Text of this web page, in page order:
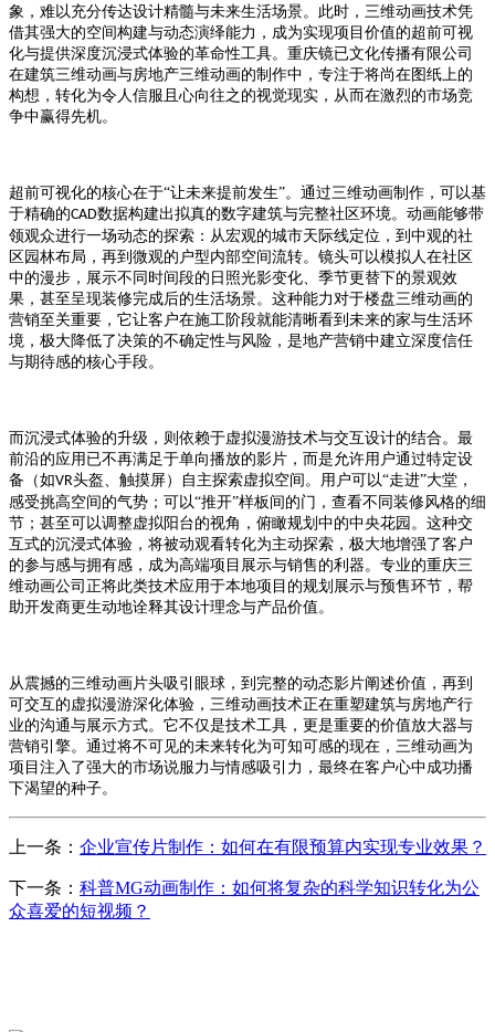
象，难以充分传达设计精髓与未来生活场景。此时，三维动画技术凭
借其强大的空间构建与动态演绎能力，成为实现项目价值的超前可视
化与提供深度沉浸式体验的革命性工具。重庆镜已文化传播有限公司
在建筑三维动画与房地产三维动画的制作中，专注于将尚在图纸上的
构想，转化为令人信服且心向往之的视觉现实，从而在激烈的市场竞
争中赢得先机。
超前可视化的核心在于“让未来提前发生”。通过三维动画制作，可以基
于精确的CAD数据构建出拟真的数字建筑与完整社区环境。动画能够带
领观众进行一场动态的探索：从宏观的城市天际线定位，到中观的社
区园林布局，再到微观的户型内部空间流转。镜头可以模拟人在社区
中的漫步，展示不同时间段的日照光影变化、季节更替下的景观效
果，甚至呈现装修完成后的生活场景。这种能力对于楼盘三维动画的
营销至关重要，它让客户在施工阶段就能清晰看到未来的家与生活环
境，极大降低了决策的不确定性与风险，是地产营销中建立深度信任
与期待感的核心手段。
而沉浸式体验的升级，则依赖于虚拟漫游技术与交互设计的结合。最
前沿的应用已不再满足于单向播放的影片，而是允许用户通过特定设
备（如VR头盔、触摸屏）自主探索虚拟空间。用户可以“走进”大堂，
感受挑高空间的气势；可以“推开”样板间的门，查看不同装修风格的细
节；甚至可以调整虚拟阳台的视角，俯瞰规划中的中央花园。这种交
互式的沉浸式体验，将被动观看转化为主动探索，极大地增强了客户
的参与感与拥有感，成为高端项目展示与销售的利器。专业的重庆三
维动画公司正将此类技术应用于本地项目的规划展示与预售环节，帮
助开发商更生动地诠释其设计理念与产品价值。
从震撼的三维动画片头吸引眼球，到完整的动态影片阐述价值，再到
可交互的虚拟漫游深化体验，三维动画技术正在重塑建筑与房地产行
业的沟通与展示方式。它不仅是技术工具，更是重要的价值放大器与
营销引擎。通过将不可见的未来转化为可知可感的现在，三维动画为
项目注入了强大的市场说服力与情感吸引力，最终在客户心中成功播
下渴望的种子。
上一条： 企业宣传片制作：如何在有限预算内实现专业效果？
下一条： 科普MG动画制作：如何将复杂的科学知识转化为公
众喜爱的短视频？